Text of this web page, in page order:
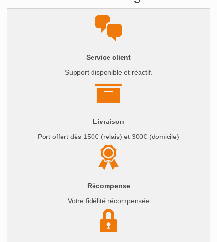
Service client
Support disponible et réactif.
Livraison
Port offert dès 150€ (relais) et 300€ (domicile)
Récompense
Votre fidélité récompensée